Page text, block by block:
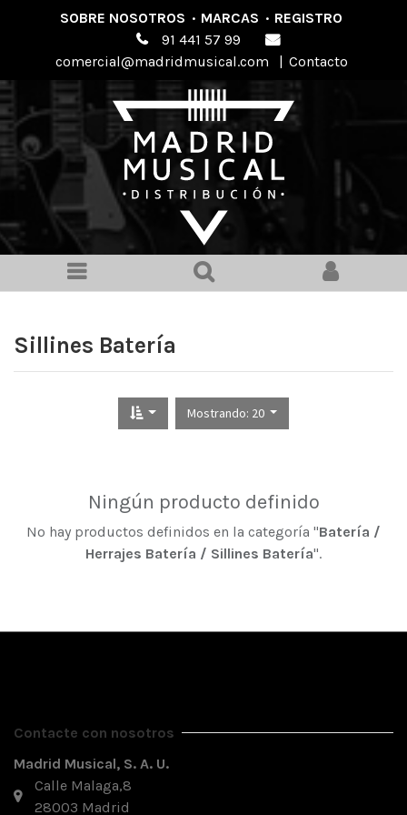
SOBRE NOSOTROS · MARCAS · REGISTRO
91 441 57 99
comercial@madridmusical.com
| Contacto
Sillines Batería
Mostrando: 20
Ningún producto definido
No hay productos definidos en la categoría "Batería /
Herrajes Batería / Sillines Batería".
Contacte con nosotros
Madrid Musical, S. A. U.
Calle Malaga,8
28003 Madrid